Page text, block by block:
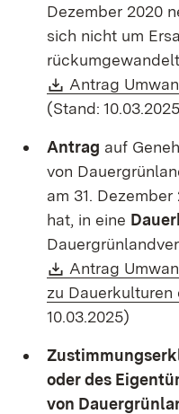
Dezember 2020
sich nicht um
Download:
Antrag
(Stand:
Antrag auf
von
am 31.
hat, in eine
Download:
Antrag
zu
10.03.2025)
oder des
von